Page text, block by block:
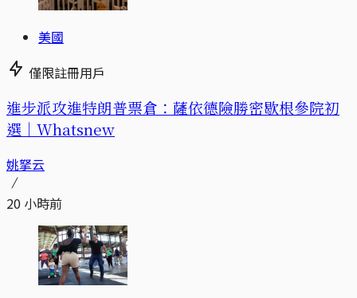
美國
僅限註冊用戶
進步派攻進特朗普票倉：薩依德險勝密歇根參院初
選｜Whatsnew
姚拏云
20 小時前